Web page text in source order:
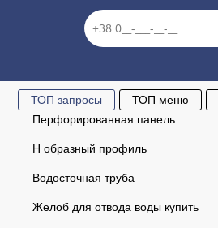
ТОП запросы ТОП меню
Перфорированная панель
Н образный профиль
Водосточная труба
Желоб для отвода воды купить